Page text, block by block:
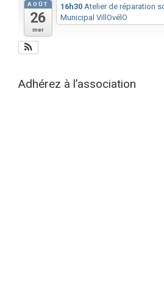
AOÛT
26
mer
16h30 Atelier de réparation
Municipal VillOvélO
Adhérez à l’association